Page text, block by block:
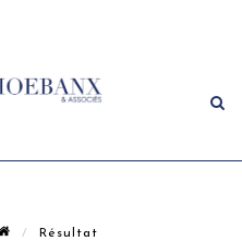
Résultat